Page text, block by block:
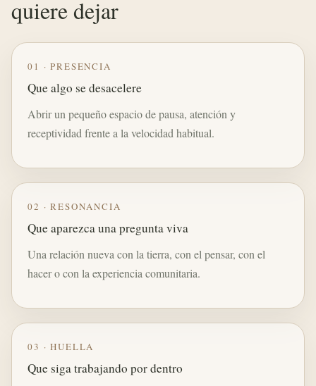
quiere dejar
01 · PRESENCIA
Que algo se desacelere
Abrir un pequeño espacio de pausa, atención y
receptividad frente a la velocidad habitual.
02 · RESONANCIA
Que aparezca una pregunta viva
Una relación nueva con la tierra, con el pensar, con el
hacer o con la experiencia comunitaria.
03 · HUELLA
Que siga trabajando por dentro